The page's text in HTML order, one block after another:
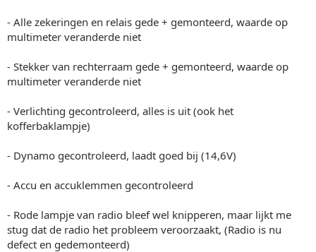
- Alle zekeringen en relais gede + gemonteerd, waarde op
multimeter veranderde niet
- Stekker van rechterraam gede + gemonteerd, waarde op
multimeter veranderde niet
- Verlichting gecontroleerd, alles is uit (ook het
kofferbaklampje)
- Dynamo gecontroleerd, laadt goed bij (14,6V)
- Accu en accuklemmen gecontroleerd
- Rode lampje van radio bleef wel knipperen, maar lijkt me
stug dat de radio het probleem veroorzaakt, (Radio is nu
defect en gedemonteerd)